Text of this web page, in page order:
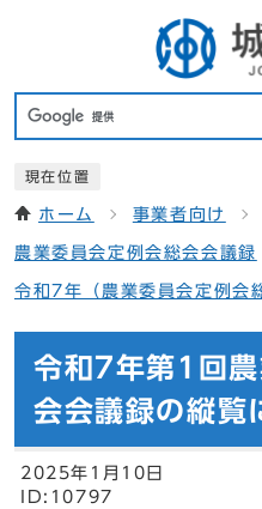
現在位置
ホーム 事業者向け
農業委員会定例会総会会議録
令和7年（農業委員会定例会
令和7年第1回
会会議録の縦覧
2025年1月10日
ID:10797